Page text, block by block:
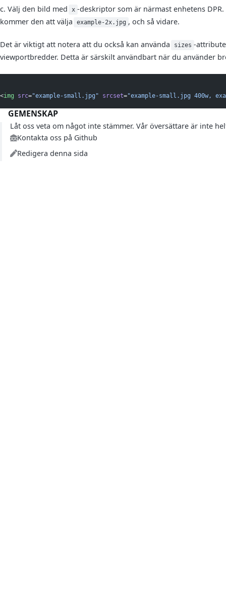
c. Välj den bild med x -deskriptor som är närmast enhetens
kommer den att välja
example-2x.jpg , och så vidare.
Det är viktigt att notera att du också kan använda sizes -
viewportbredder. Detta är särskilt användbart när du använder
<img src="example-small.jpg" srcset="example-small.jpg 400w,
GEMENSKAP
Låt oss veta om något inte stämmer. Vår översättare är inte
Kontakta oss på Github
Redigera denna sida